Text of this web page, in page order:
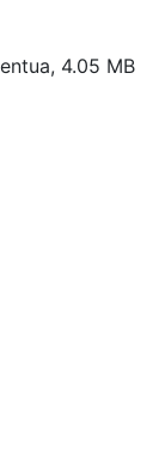
4.05 MB